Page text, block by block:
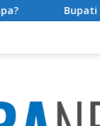
Selatan Resmi